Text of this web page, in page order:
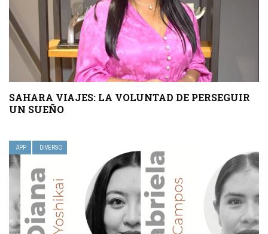
SAHARA VIAJES: LA VOLUNTAD DE PERSEGUIR
UN SUEÑO
APP DIVERSO